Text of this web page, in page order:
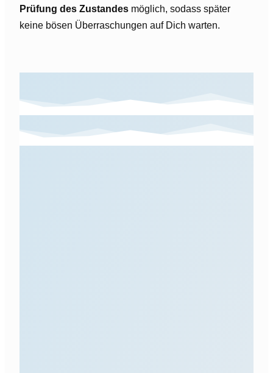
Prüfung des Zustandes möglich, sodass später
keine bösen Überraschungen auf Dich warten.